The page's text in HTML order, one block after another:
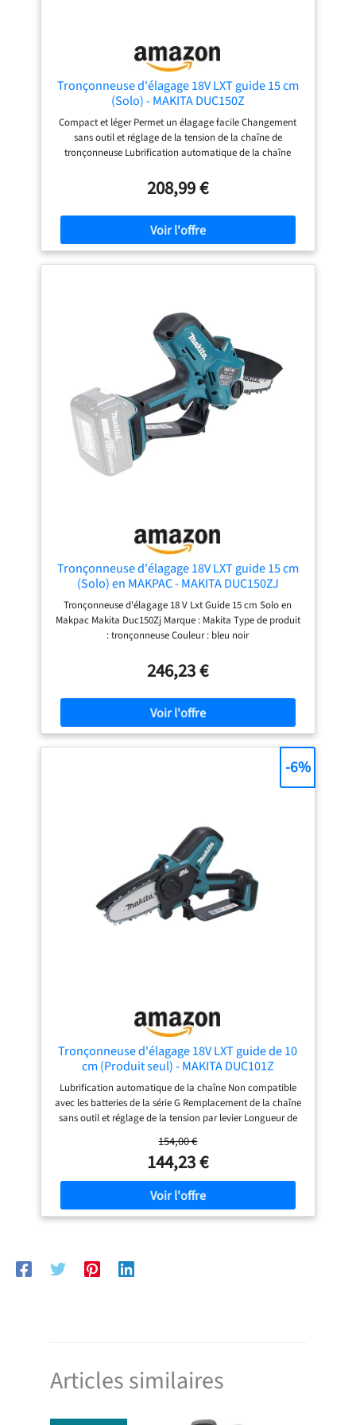
Tronçonneuse d'élagage 18V LXT guide 15 cm
(Solo) - MAKITA DUC150Z
Compact et léger Permet un élagage facile Changement
sans outil et réglage de la tension de la chaîne de
tronçonneuse Lubrification automatique de la chaîne
verrouillage, accessible de chaque côté Protège-main
arrière Capacité du réservoir d'huile : 55 ml Longueur de
coupe maximale : 161 mm Chaîne 80 TXL avec 32 maillons
208,99 €
Tronçonneuse d'élagage 18V LXT guide 15 cm
(Solo) en MAKPAC - MAKITA DUC150ZJ
Tronçonneuse d'élagage 18 V Lxt Guide 15 cm Solo en
Makpac Makita Duc150Zj Marque : Makita Type de produit
: tronçonneuse Couleur : bleu noir
246,23 €
Tronçonneuse d'élagage 18V LXT guide de 10
cm (Produit seul) - MAKITA DUC101Z
Lubrification automatique de la chaîne Non compatible
avec les batteries de la série G Remplacement de la chaîne
sans outil et réglage de la tension par levier Longueur de
1,1 mm, type de chaîne 80 TXL et 26 maillons de chaîne
Capacité du réservoir d'huile 55 ml avec fenêtre de
visualisation de l'huile à chaîne Levier de verrouillage
accessible des deux côtés de la scie Protège-main arrière
Frein électrique Idéal pour élaguer facilement les arbres de
jardin et de verger
154,00 €
144,23 €
-6%
Articles similaires